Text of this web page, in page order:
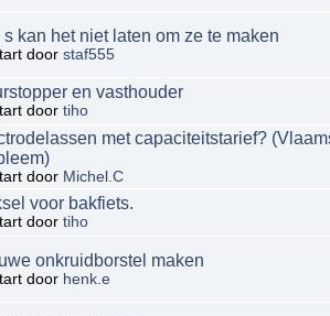
s kan het niet laten om ze te maken
door staf555
en vasthouder
door tiho
met capaciteitstarief?
door Michel.C
voor bakfiets.
door tiho
onkruidborstel maken
door henk.e